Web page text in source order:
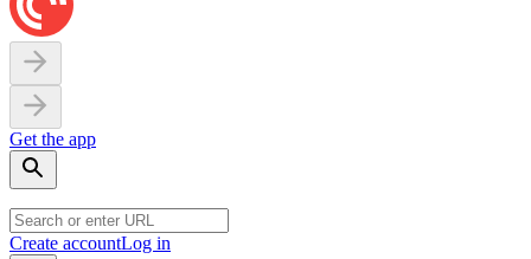
Get the app
Create accountLog in